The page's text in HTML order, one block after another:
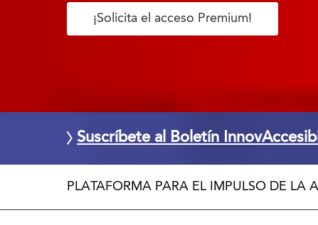
¡Solicita el acceso Premium!
Suscríbete al Boletín
PLATAFORMA PARA EL IMPULSO DE LA